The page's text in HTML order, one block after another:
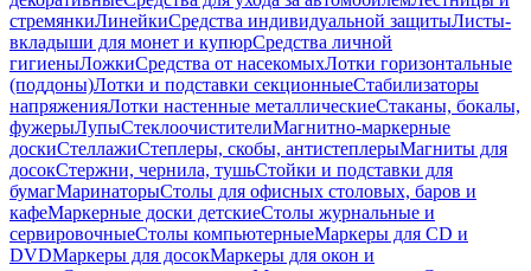
стремянкиЛинейкиСредства индивидуальной защитыЛисты-
вкладыши для монет и купюрСредства личной
гигиеныЛожкиСредства от насекомыхЛотки горизонтальные
(поддоны)Лотки и подставки секционныеСтабилизаторы
напряженияЛотки настенные металлическиеСтаканы, бокалы,
фужерыЛупыСтеклоочистителиМагнитно-маркерные
доскиСтеллажиСтеплеры, скобы, антистеплерыМагниты для
досокСтержни, чернила, тушьСтойки и подставки для
бумагМаринаторыСтолы для офисных столовых, баров и
кафеМаркерные доски детскиеСтолы журнальные и
сервировочныеСтолы компьютерныеМаркеры для CD и
DVDМаркеры для досокМаркеры для окон и